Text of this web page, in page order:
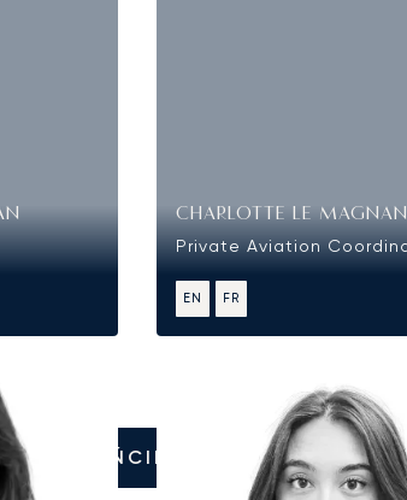
CHARLOTTE LE MAGNAN
Private Aviation
EN FR
ZADZWOŃCIE DO NAS